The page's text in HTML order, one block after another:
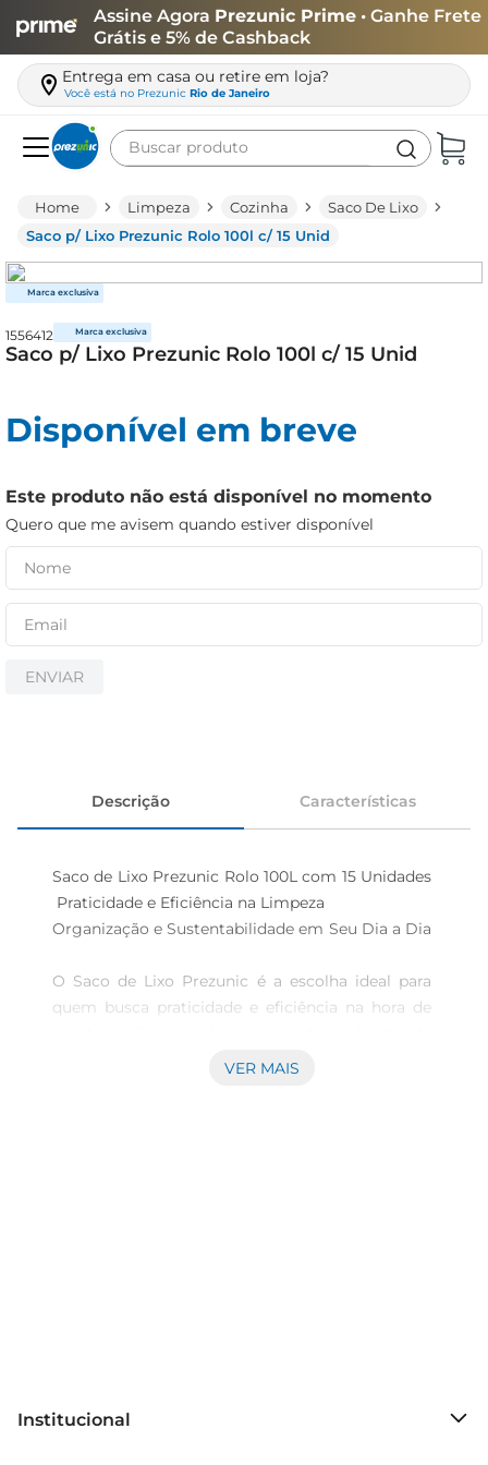
Assine Agora Prezunic Prime • Ganhe Frete
Grátis e 5% de Cashback
Entrega em casa ou retire em loja?
Você está no Prezunic Rio de Janeiro
Buscar produto
Limpeza Cozinha
Saco De Lixo
Saco p/ Lixo Prezunic Rolo 100l c/ 15 Unid
1556412
Saco p/ Lixo Prezunic Rolo 100l c/ 15 Unid
Disponível em breve
Este produto não está disponível no momento
Quero que me avisem quando estiver disponível
ENVIAR
Descrição Características
Saco de Lixo Prezunic Rolo 100L com 15 Unidades
Praticidade e Eficiência na Limpeza
Organização e Sustentabilidade em Seu Dia a Dia
O Saco de Lixo Prezunic é a escolha ideal para
quem busca praticidade e eficiência na hora de
trabalho. Com capacidade de 100 litros, cada rolo
tornando o uso ainda mais cômodo.
VER MAIS
Institucional
leite
café
queijo
arroz
iogurte
papel higiênico
cerveja